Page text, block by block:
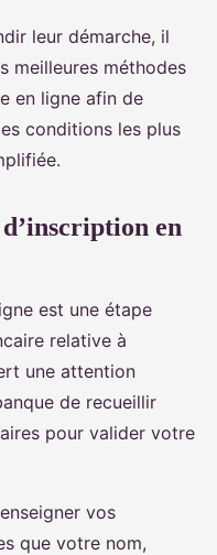
leur démarche, il
meilleures méthodes
en ligne afin de
conditions les plus
en
est une étape
relative à
une attention
de recueillir
pour valider votre
vos
que votre nom,